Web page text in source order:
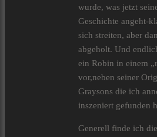
wurde, was jetzt
Geschichte angeht-
sich streiten, aber
abgeholt. Und
ein Robin in einem
vor,neben seiner
Graysons die ich
inszeniert gefunden
Generell finde ich